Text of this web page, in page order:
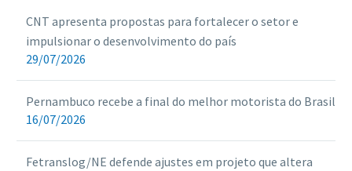
CNT apresenta propostas para fortalecer o setor e
impulsionar o desenvolvimento do país
29/07/2026
Pernambuco recebe a final do melhor motorista do Brasil
16/07/2026
Fetranslog/NE defende ajustes em projeto que altera